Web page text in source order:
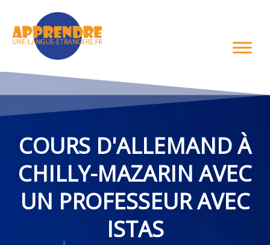
contenu
COURS D'ALLEMAND À
CHILLY-MAZARIN AVEC
UN PROFESSEUR AVEC
ISTAS